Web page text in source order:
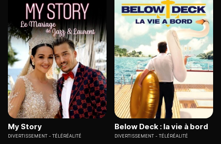
My Story
DIVERTISSEMENT TÉLÉRÉALITÉ
Below Deck : la vie à bord
DIVERTISSEMENT TÉLÉRÉALITÉ